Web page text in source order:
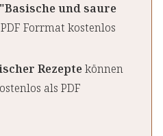
und saure
Forrmat kostenlos
Rezeptekönnen
als PDF